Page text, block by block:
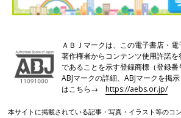
ＡＢＪマークは、この電子書店・電
著作権者からコンテンツ使用許諾
であることを示す登録商標（登録番
ABJマークの詳細、ABJマークを掲
はこちら→https://aebs.or.jp/
本サイトに掲載されている記事・写真・イラスト等のコ